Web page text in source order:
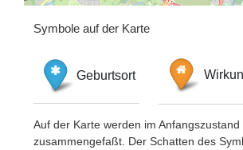
Symbole auf der Karte
Geburtsort
Auf der Karte werden im
zusammengefaßt. Der Schatten des